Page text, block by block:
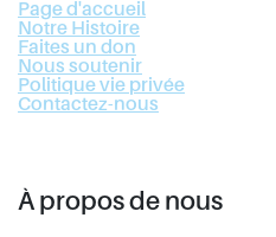
Page d'accueil
Notre Histoire
Faites un don
Nous soutenir
Politique vie privée
Contactez-nous
À propos de nous